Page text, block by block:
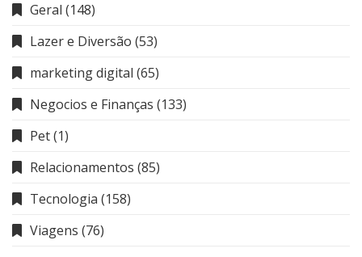
Geral (148)
Lazer e Diversão (53)
marketing digital (65)
Negocios e Finanças (133)
Pet(1)
Relacionamentos (85)
Tecnologia (158)
Viagens (76)